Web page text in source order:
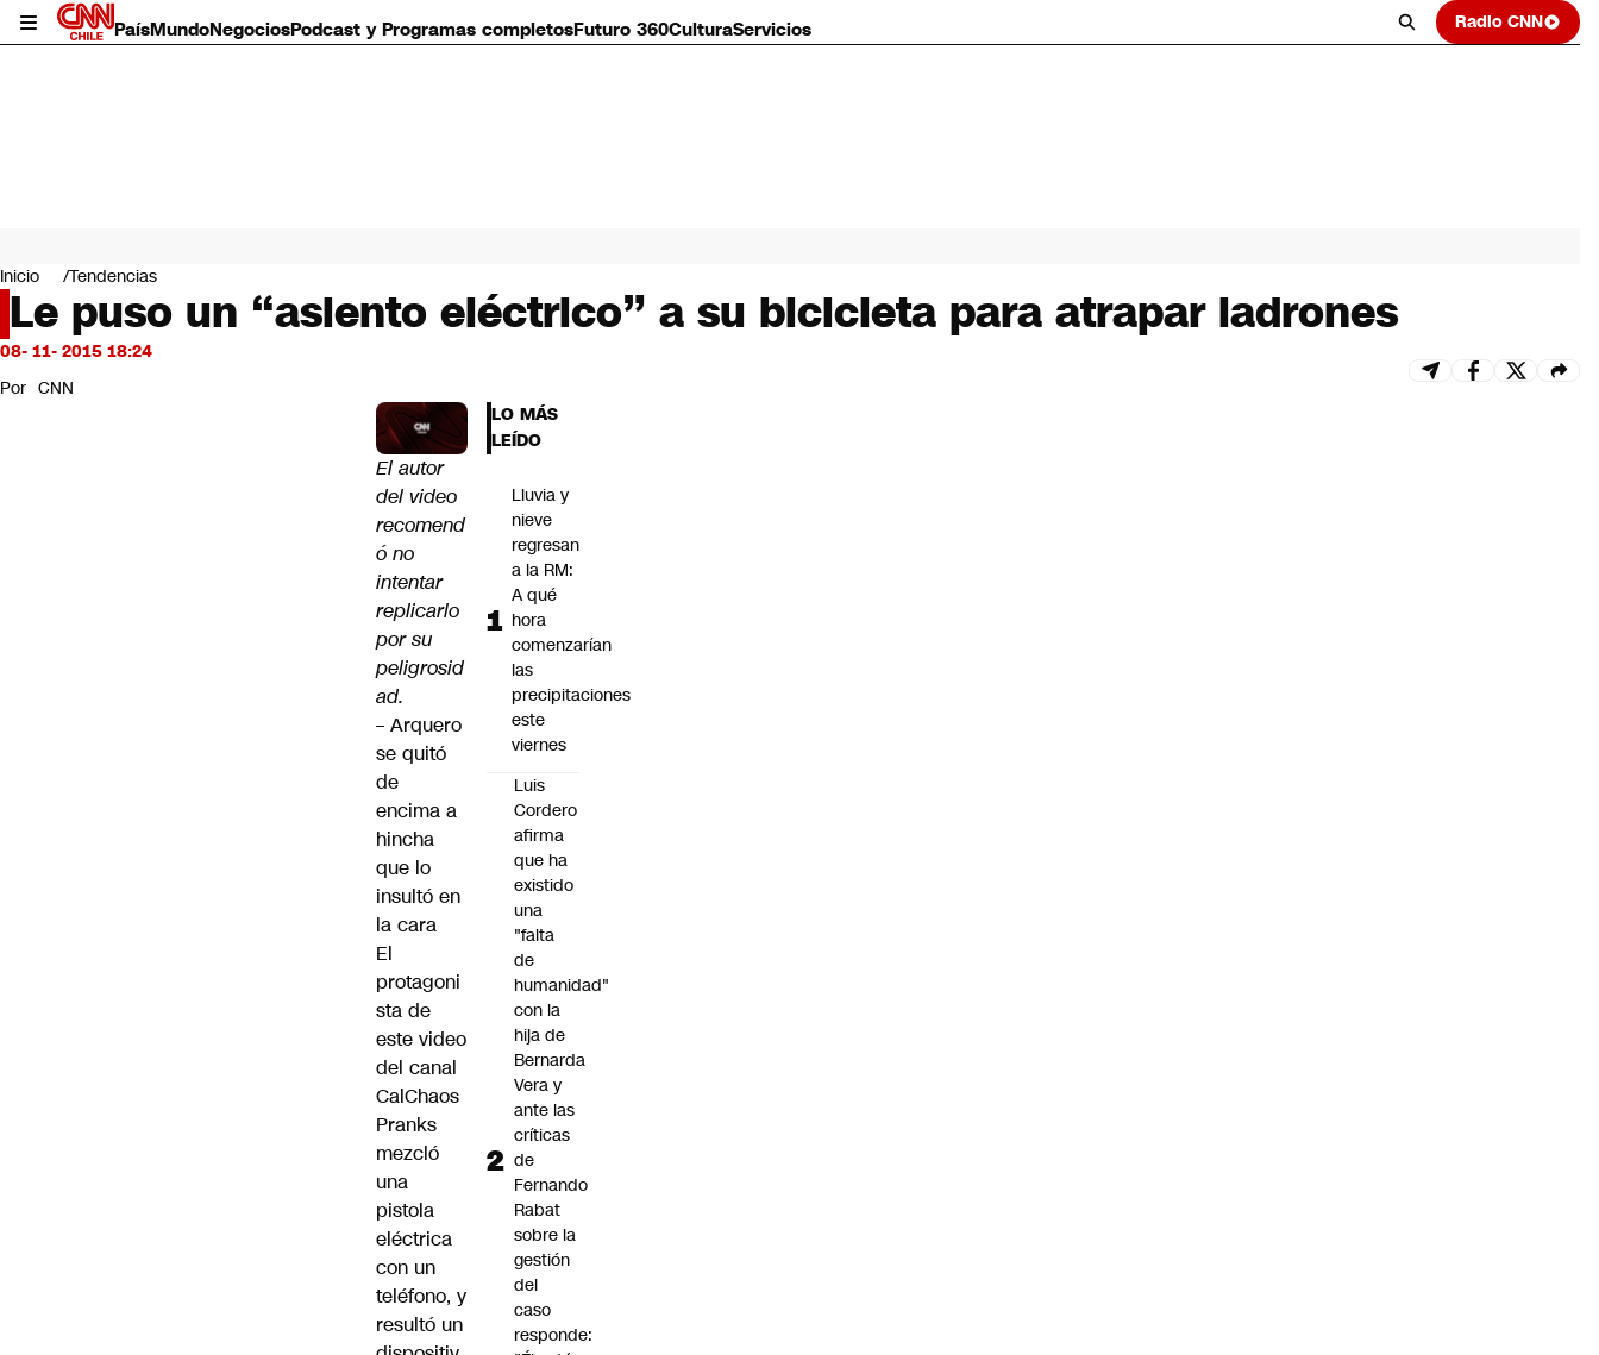
PaísMundoNegociosPodcast y Programas completosFuturo 360CulturaServicios Radio CNN
Mundo
Negocios
Deportes
Programas completos
Servicios
Inicio Tendencias
Le puso un “asiento eléctrico” a su bicicleta para atrapar ladrones
08- 11- 2015 18:24
Por CNN
El autor
del video
recomend
ó no
intentar
replicarlo
por su
peligrosid
ad.
– Arquero
se quitó
de
encima a
hincha
que lo
insultó en
la cara
El
protagoni
sta de
este video
del canal
CalChaos
Pranks
mezcló
una
pistola
eléctrica
con un
teléfono, y
resultó un
LO MÁS
LEÍDO
Lluvia y
nieve
regresan
a la RM:
A qué
hora
comenzarían
las
precipitaciones
este
viernes
Luis
Cordero
afirma
que ha
existido
una
"falta
de
humanidad"
con la
hija de
Bernarda
Vera y
ante las
críticas
de
Fernando
Rabat
sobre la
gestión
del
caso
responde: